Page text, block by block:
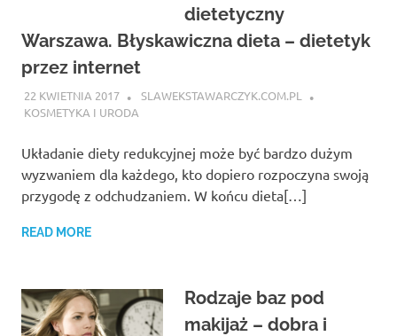
dietetyczny
Warszawa. Błyskawiczna dieta – dietetyk
przez internet
22 KWIETNIA 2017
SLAWEKSTAWARCZYK.COM.PL
KOSMETYKA I URODA
Układanie diety redukcyjnej może być bardzo dużym
wyzwaniem dla każdego, kto dopiero rozpoczyna swoją
przygodę z odchudzaniem. W końcu dieta[…]
READ MORE
Rodzaje baz pod
makijaż – dobra i